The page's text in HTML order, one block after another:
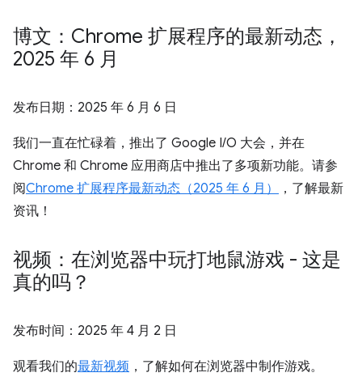
博文：Chrome 扩展程序的最新动态，
2025 年 6 月
发布日期： 2025 年 6 月 6 日
我们一直在忙碌着，推出了 Google I/O 大会，并在
Chrome 和 Chrome 应用商店中推出了多项新功能。请参
阅Chrome 扩展程序最新动态（2025 年 6 月）
，了解最新
资讯！
视频：在浏览器中玩打地鼠游戏 - 这是
真的吗？
发布时间： 2025 年 4 月 2 日
观看我们的最新视频 ，了解如何在浏览器中制作游戏。